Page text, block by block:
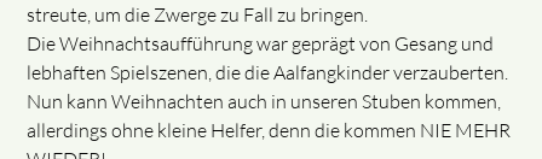
streute, um die Zwerge zu Fall zu bringen.
Die Weihnachtsaufführung war geprägt von Gesang und
lebhaften Spielszenen, die die Aalfangkinder verzauberten.
Nun kann Weihnachten auch in unseren Stuben kommen,
allerdings ohne kleine Helfer, denn die kommen NIE MEHR